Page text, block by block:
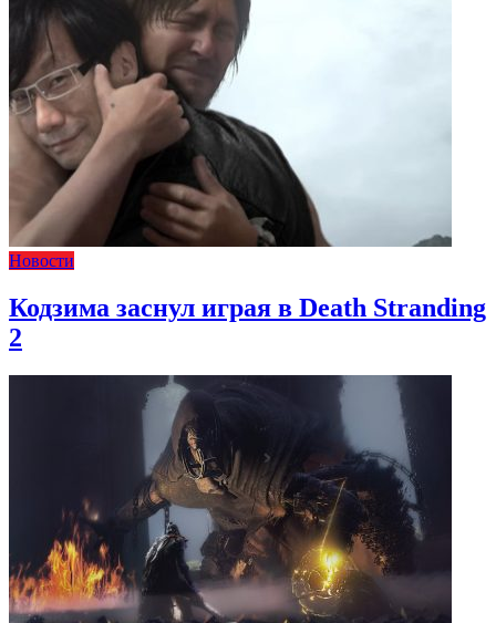
Новости
Кодзима заснул играя в Death Stranding
2